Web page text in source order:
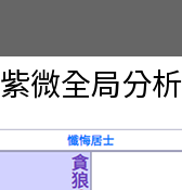
紫微全局分析